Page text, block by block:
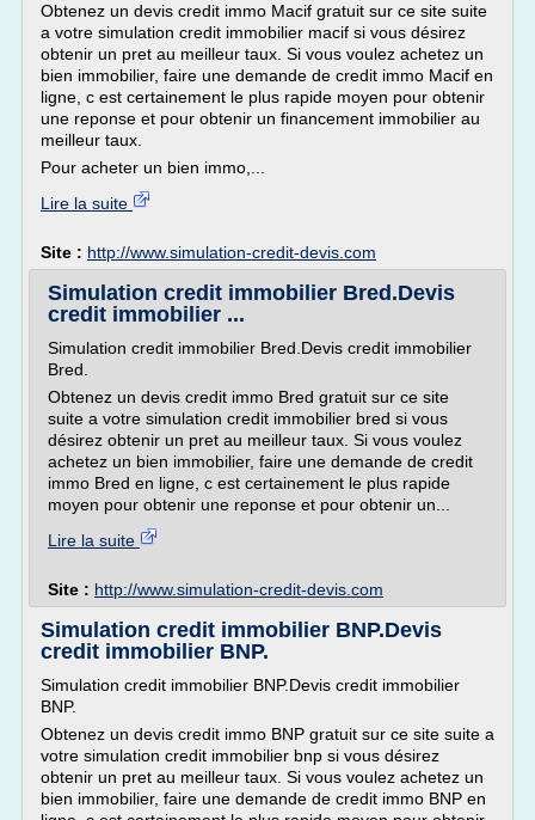
Obtenez un devis credit immo Macif gratuit sur ce site suite
a votre simulation credit immobilier macif si vous désirez
obtenir un pret au meilleur taux. Si vous voulez achetez un
bien immobilier, faire une demande de credit immo Macif en
ligne, c est certainement le plus rapide moyen pour obtenir
une reponse et pour obtenir un financement immobilier au
meilleur taux.
Pour acheter un bien immo,...
Lire la suite
Site : http://www.simulation-credit-devis.com
Simulation credit immobilier Bred.Devis
credit immobilier ...
Simulation credit immobilier Bred.Devis credit immobilier
Bred.
Obtenez un devis credit immo Bred gratuit sur ce site
suite a votre simulation credit immobilier bred si vous
désirez obtenir un pret au meilleur taux. Si vous voulez
achetez un bien immobilier, faire une demande de credit
immo Bred en ligne, c est certainement le plus rapide
moyen pour obtenir une reponse et pour obtenir un...
Lire la suite
Site : http://www.simulation-credit-devis.com
Simulation credit immobilier BNP.Devis
credit immobilier BNP.
Simulation credit immobilier BNP.Devis credit immobilier
BNP.
Obtenez un devis credit immo BNP gratuit sur ce site suite a
votre simulation credit immobilier bnp si vous désirez
obtenir un pret au meilleur taux. Si vous voulez achetez un
bien immobilier, faire une demande de credit immo BNP en